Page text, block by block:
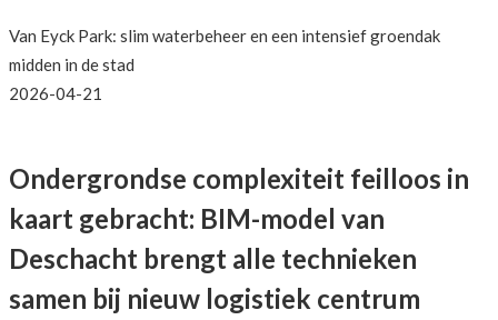
Van Eyck Park: slim waterbeheer en een intensief groendak
midden in de stad
2026-04-21
Ondergrondse complexiteit feilloos in
kaart gebracht: BIM-model van
Deschacht brengt alle technieken
samen bij nieuw logistiek centrum